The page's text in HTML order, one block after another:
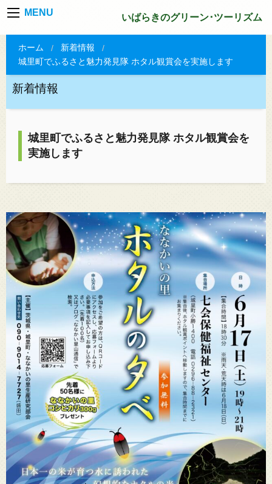
MENU いばらきのグリーン･ツーリズム
ホーム
新着情報
城里町でふるさと魅力発見隊 ホタル観賞会を実施します
新着情報
城里町でふるさと魅力発見隊 ホタル観賞会を
実施します